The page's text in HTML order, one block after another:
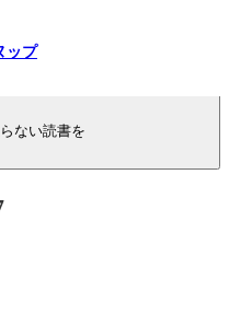
ップ
ない読書を